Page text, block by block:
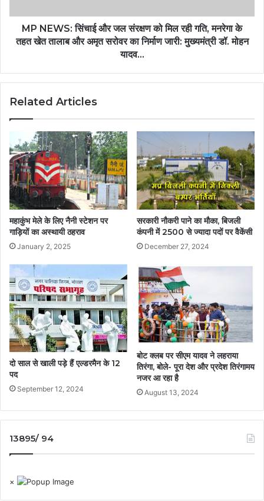
MP NEWS: सिंचाई और जल संरक्षण को मिल रही गति, मनरेगा के
तहत खेत तालाब और अमृत सरोवर का निर्माण जारी: मुख्यमंत्री डॉ. मोहन
यादव…
Related Articles
महाकुंभ मेले के लिए नैनी स्टेशन पर
गाड़ियों का अस्थायी ठहराव
January 2, 2025
सरकारी नौकरी पाने का मौका, बिजली
कंपनी में 2500 से ज्यादा पदों पर वैकेंसी
December 27, 2024
दो साल से खाली पड़े हैं एल्डरमैन के 12
पद
September 12, 2024
बोट क्लब पर सीएम यादव ने लहराया
तिरंगा, बोले- पूरा देश और प्रदेश तिरंगामय
नजर आ रहा है
August 13, 2024
13895/ 94
×